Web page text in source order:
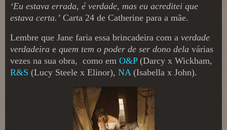
‘Eu estava errada, é verdade, mas eu acreditei que
estava certa.’ Carta 24 de Catherine para a mãe.
Lembre que Jane faria essa brincadeira com a verdade
verdadeira e quem tem o poder de ser dono dela várias
vezes na sua obra, como em O&P(Darcy x Wickham,
R&S (Lucy Steele x Elinor), NA (Isabella x John).